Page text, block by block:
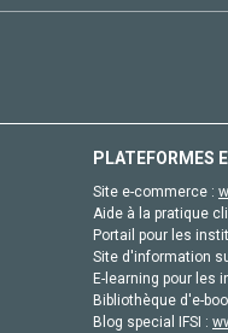
PLATEFORMES
Site e-commerce :
Aide à la pratique
Portail pour les
Site d'information
E-learning pour les
Bibliothèque d'e-
Blog special IFSI :